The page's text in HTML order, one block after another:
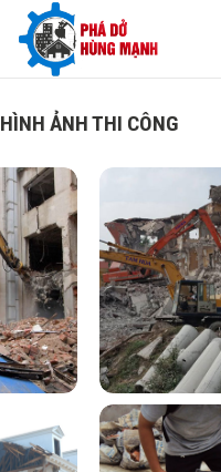
HÌNH ẢNH THI CÔNG